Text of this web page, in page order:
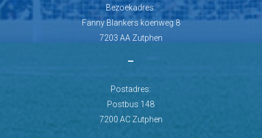
Bezoekadres:
Fanny Blankers koenweg 8
7203 AA Zutphen
–
Postadres:
Postbus 148
7200 AC Zutphen